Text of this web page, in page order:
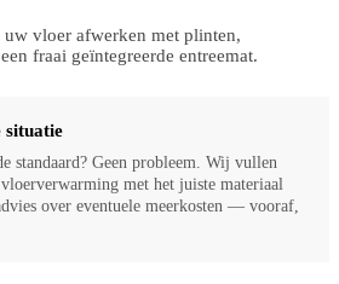
vloer afwerken met plinten,
fraai geïntegreerde entreemat.
situatie
standaard? Geen probleem. Wij vullen
met het juiste materiaal
over eventuele meerkosten — vooraf,